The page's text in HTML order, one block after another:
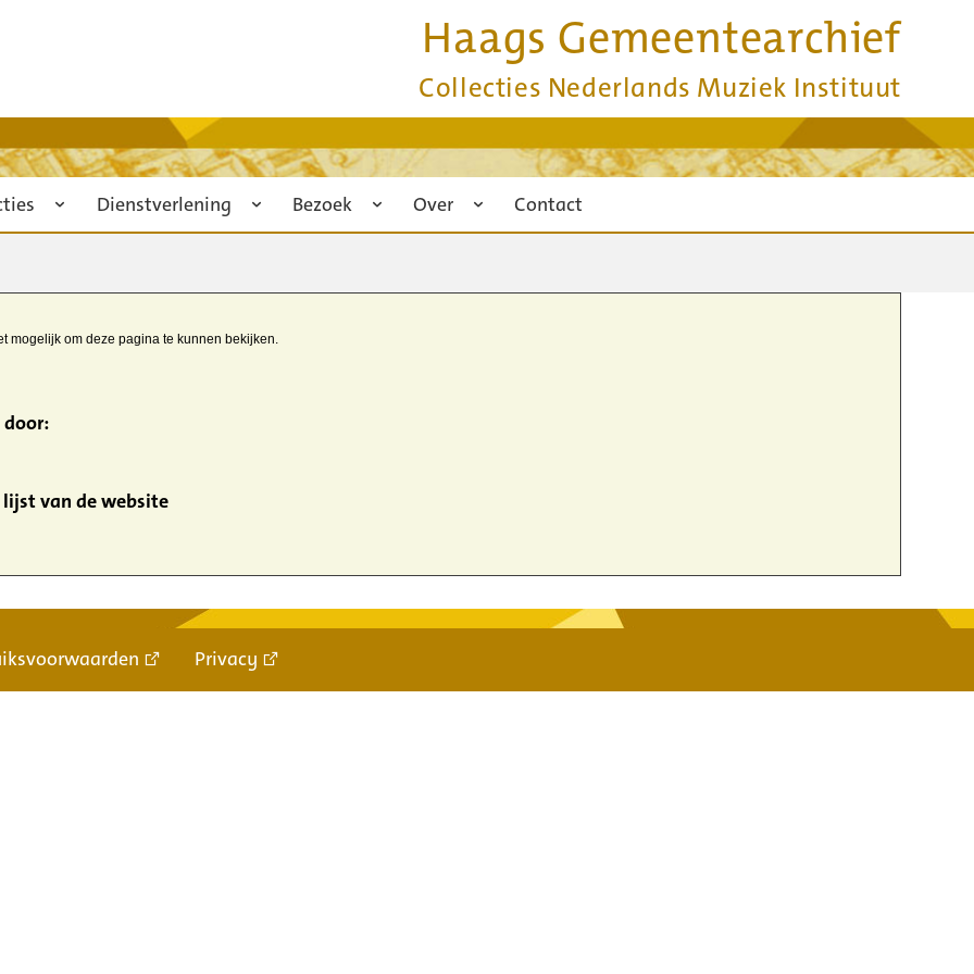
Haags Gemeentearchief
Collecties Nederlands Muziek Instituut
Dienstverlening Bezoek Over Contact
mogelijk om deze pagina te kunnen bekijken.
van de website
Privacy